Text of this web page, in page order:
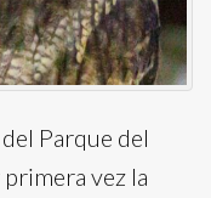
Parque del
vez la